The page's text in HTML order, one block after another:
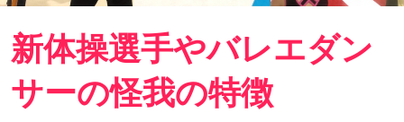
新体操選手やバレエダン
サーの怪我の特徴